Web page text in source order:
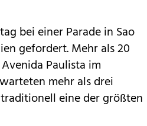
bei einer Parade in Sao
gefordert. Mehr als 20
Paulista im
mehr als drei
eine der größten